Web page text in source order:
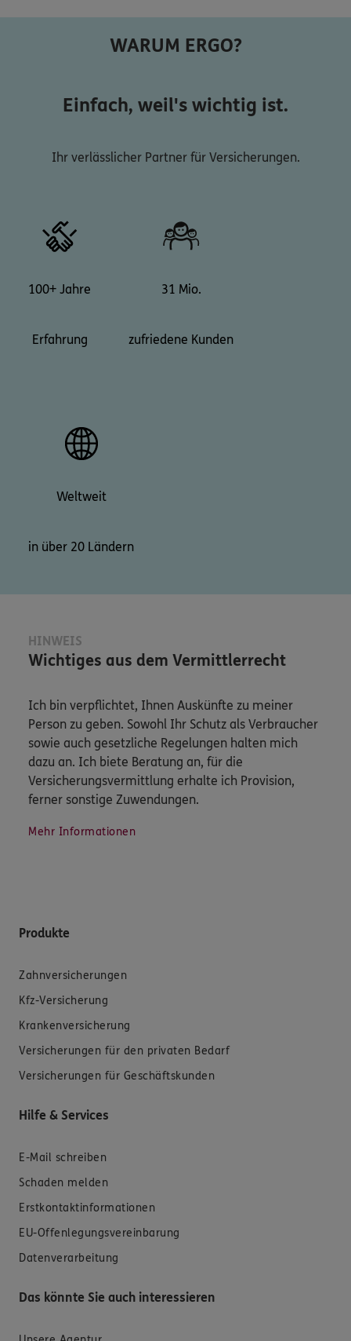
WARUM ERGO?
Einfach, weil's wichtig ist.
Ihr verlässlicher Partner für Versicherungen.
100+ Jahre
Erfahrung
31 Mio.
zufriedene Kunden
Weltweit
in über 20 Ländern
HINWEIS
Wichtiges aus dem Vermittlerrecht
Ich bin verpflichtet, Ihnen Auskünfte zu meiner
Person zu geben. Sowohl Ihr Schutz als Verbraucher
sowie auch gesetzliche Regelungen halten mich
dazu an. Ich biete Beratung an, für die
Versicherungsvermittlung erhalte ich Provision,
ferner sonstige Zuwendungen.
Mehr Informationen
Produkte
Zahnversicherungen
Kfz-Versicherung
Krankenversicherung
Versicherungen für den privaten Bedarf
Versicherungen für Geschäftskunden
Hilfe & Services
E-Mail schreiben
Schaden melden
Erstkontaktinformationen
EU-Offenlegungsvereinbarung
Datenverarbeitung
Das könnte Sie auch interessieren